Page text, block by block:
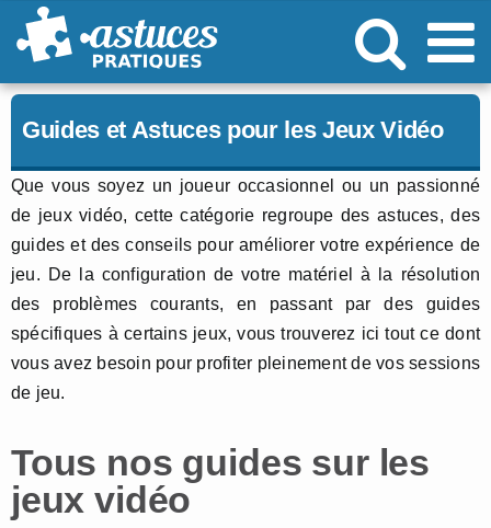
Passer
au
Guides et Astuces pour les Jeux Vidéo
Que vous soyez un joueur occasionnel ou un passionné
de jeux vidéo, cette catégorie regroupe des astuces, des
guides et des conseils pour améliorer votre expérience de
jeu. De la configuration de votre matériel à la résolution
des problèmes courants, en passant par des guides
spécifiques à certains jeux, vous trouverez ici tout ce dont
vous avez besoin pour profiter pleinement de vos sessions
de jeu.
Tous nos guides sur les
jeux vidéo